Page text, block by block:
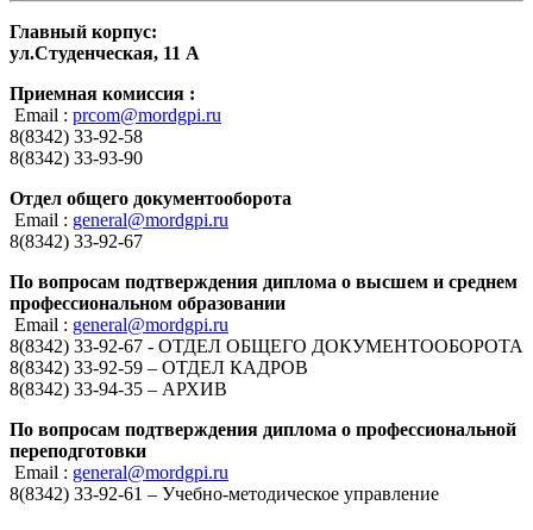
Главный корпус:
ул.Студенческая, 11 А
Приемная комиссия :
Email : prcom@mordgpi.ru
8(8342) 33-92-58
8(8342) 33-93-90
Отдел общего документооборота
Email : general@mordgpi.ru
8(8342) 33-92-67
По вопросам подтверждения диплома о высшем и среднем
профессиональном образовании
Email : general@mordgpi.ru
8(8342) 33-92-67 - ОТДЕЛ ОБЩЕГО ДОКУМЕНТООБОРОТА
8(8342) 33-92-59 – ОТДЕЛ КАДРОВ
8(8342) 33-94-35 – АРХИВ
По вопросам подтверждения диплома о профессиональной
переподготовки
Email : general@mordgpi.ru
8(8342) 33-92-61 – Учебно-методическое управление